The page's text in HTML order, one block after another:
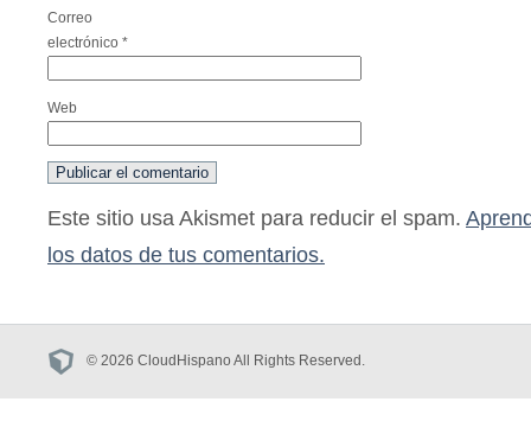
Correo
electrónico *
Web
Este sitio usa Akismet para reducir el spam.
los datos de tus comentarios.
© 2026 CloudHispano All Rights Reserved.